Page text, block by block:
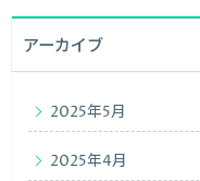
アーカイブ
2025年5月
2025年4月